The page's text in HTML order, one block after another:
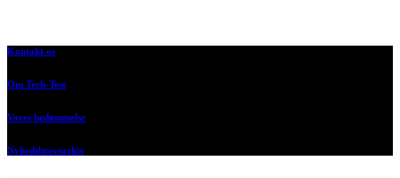
Kontakt os
Om Tech-Test
Vores bedømmelse
Nyhedsbrevsarkiv